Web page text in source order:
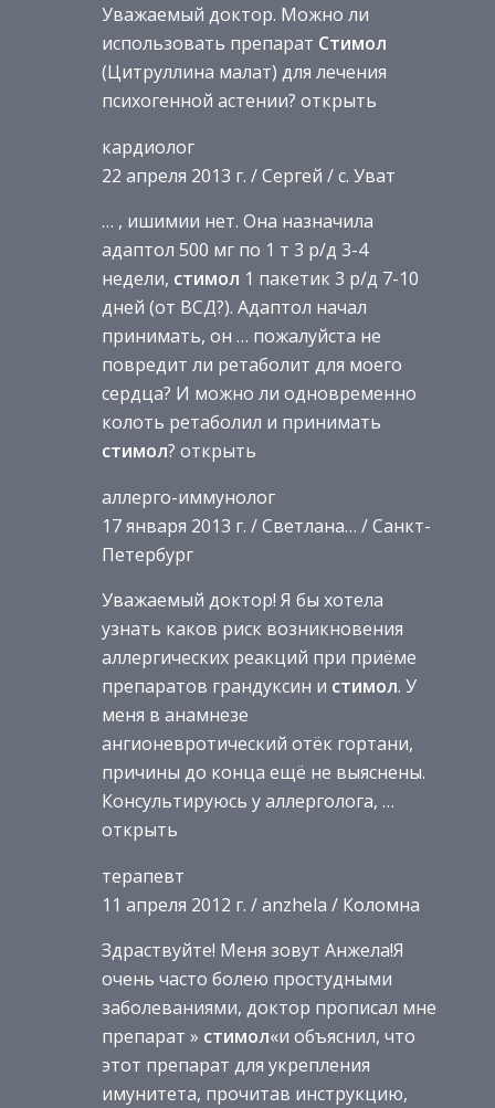
Уважаемый доктор. Можно ли
использовать препарат Стимол
(Цитруллина малат) для лечения
психогенной астении? открыть
кардиолог
22 апреля 2013 г. / Сергей / с. Уват
… , ишимии нет. Она назначила
адаптол 500 мг по 1 т 3 р/д 3-4
недели, стимол 1 пакетик 3 р/д 7-10
дней (от ВСД?). Адаптол начал
принимать, он … пожалуйста не
повредит ли ретаболит для моего
сердца? И можно ли одновременно
колоть ретаболил и принимать
стимол? открыть
аллерго-иммунолог
17 января 2013 г. / Светлана… / Санкт-
Петербург
Уважаемый доктор! Я бы хотела
узнать каков риск возникновения
аллергических реакций при приёме
препаратов грандуксин и стимол. У
меня в анамнезе
ангионевротический отёк гортани,
причины до конца ещё не выяснены.
Консультируюсь у аллерголога, …
открыть
терапевт
11 апреля 2012 г. / anzhela / Коломна
Здраствуйте! Меня зовут Анжела!Я
очень часто болею простудными
заболеваниями, доктор прописал мне
препарат » стимол«и объяснил, что
этот препарат для укрепления
имунитета, прочитав инструкцию,